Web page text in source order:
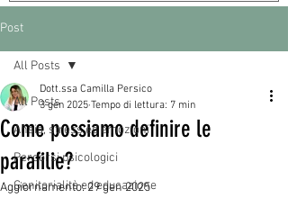
Post
All Posts
Ansia, stress ed emozioni
Percorsi psicologici
Genitorialità ed educazione
All Posts
Come possiamo definire le
parafilie?
Dott.ssa Camilla Persico
3 gen 2025 Tempo di lettura: 7 min
Aggiornamento:29 gen 2025